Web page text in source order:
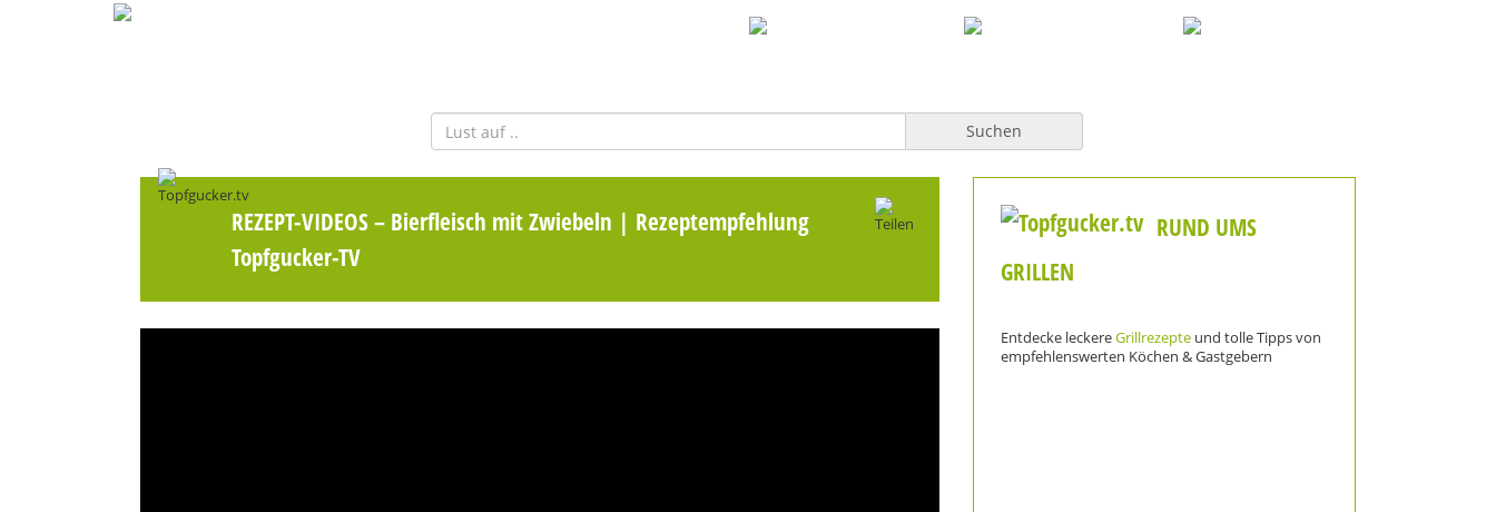
Suchen
REZEPT-VIDEOS– Bierfleisch mit Zwiebeln | Rezeptempfehlung
Topfgucker-TV
RUND UMS
GRILLEN
Entdecke leckereGrillrezepte und tolle Tipps von
empfehlenswerten Köchen & Gastgebern